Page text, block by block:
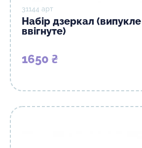
31144 арт
Набір дзеркал
ввігнуте)
1650 ₴